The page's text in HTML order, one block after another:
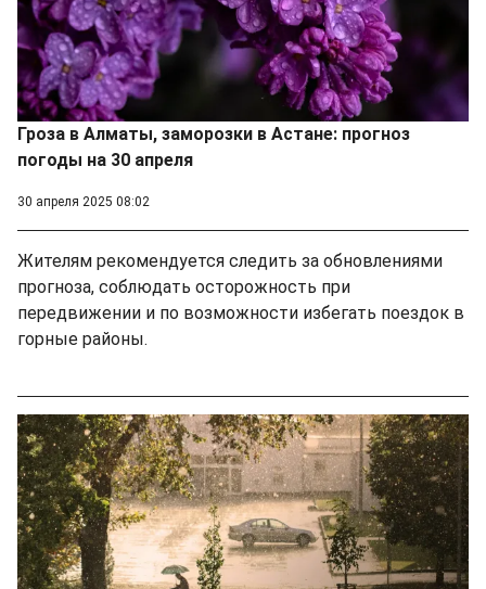
Гроза в Алматы, заморозки в Астане: прогноз
погоды на 30 апреля
30 апреля 2025 08:02
Жителям рекомендуется следить за обновлениями
прогноза, соблюдать осторожность при
передвижении и по возможности избегать поездок в
горные районы.